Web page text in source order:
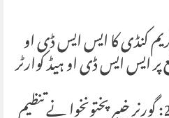
کنڈی کا ایس ایس ڈی او
پر ایس ایس ڈی او ہیڈ کوارٹر